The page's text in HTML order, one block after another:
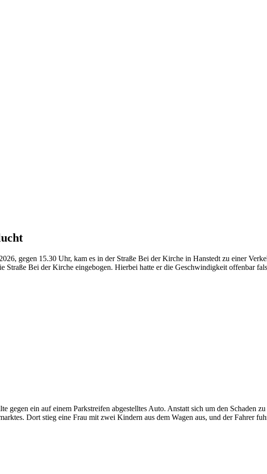
gegen 15.30 Uhr, kam es in der Straße Bei der Kirche in Hanstedt zu einer
Straße Bei der Kirche eingebogen. Hierbei hatte er die Geschwindigkeit offenbar
gegen ein auf einem Parkstreifen abgestelltes Auto. Anstatt sich um den Schaden
Dort stieg eine Frau mit zwei Kindern aus dem Wagen aus, und der Fahrer